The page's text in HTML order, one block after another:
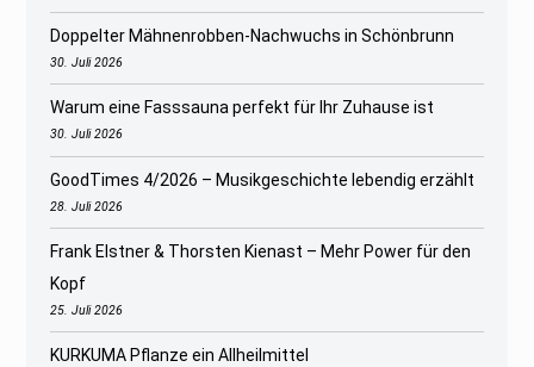
Doppelter Mähnenrobben-Nachwuchs in Schönbrunn
30. Juli 2026
Warum eine Fasssauna perfekt für Ihr Zuhause ist
30. Juli 2026
GoodTimes 4/2026 – Musikgeschichte lebendig erzählt
28. Juli 2026
Frank Elstner & Thorsten Kienast – Mehr Power für den
Kopf
25. Juli 2026
KURKUMA Pflanze ein Allheilmittel